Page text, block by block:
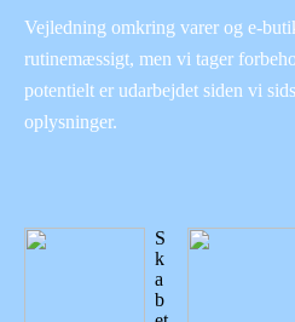
Vejledning omkring varer og e-
rutinemæssigt, men vi tager
potentielt er udarbejdet siden vi
oplysninger.
S
k
a
b